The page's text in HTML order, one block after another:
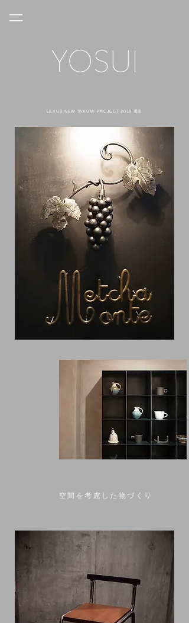
LEXUS NEW TAKUMI PROJECT 2018 選出
空間を考慮した物づくり